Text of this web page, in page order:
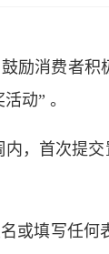
励消费者
动” 。
，首次提
或填写任